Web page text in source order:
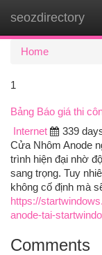
seozdirectory
Home
1
Bảng Báo giá thi
Internet
339
Cửa Nhôm Anode
trình hiện đại nhờ
sang trọng. Tuy
không cố định mà
https://
anode-tai-
Comments